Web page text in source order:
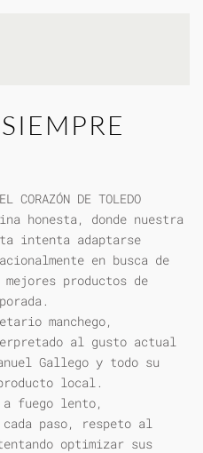
CORAZÓN DE TOLEDO
honesta, donde nuestra
intenta adaptarse
en busca de
productos de
manchego,
al gusto actual
Gallego y todo su
local.
fuego lento,
cada paso, respeto al
optimizar sus